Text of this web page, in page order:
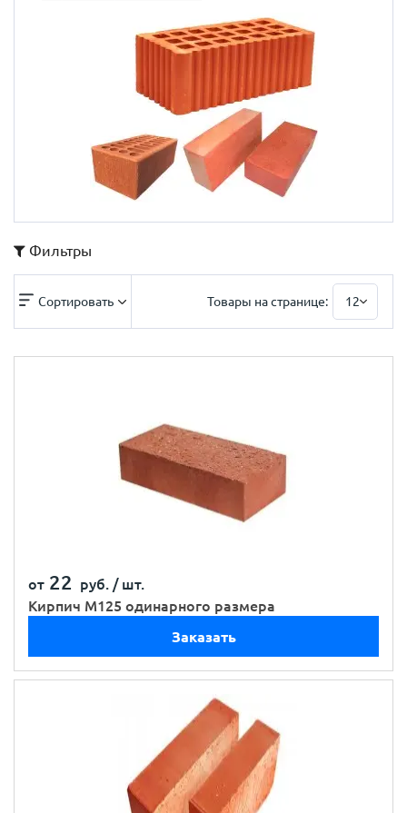
Фильтры
Сортировать Товары на странице: 12
от 22 руб. / шт.
Кирпич М125 одинарного размера
Заказать